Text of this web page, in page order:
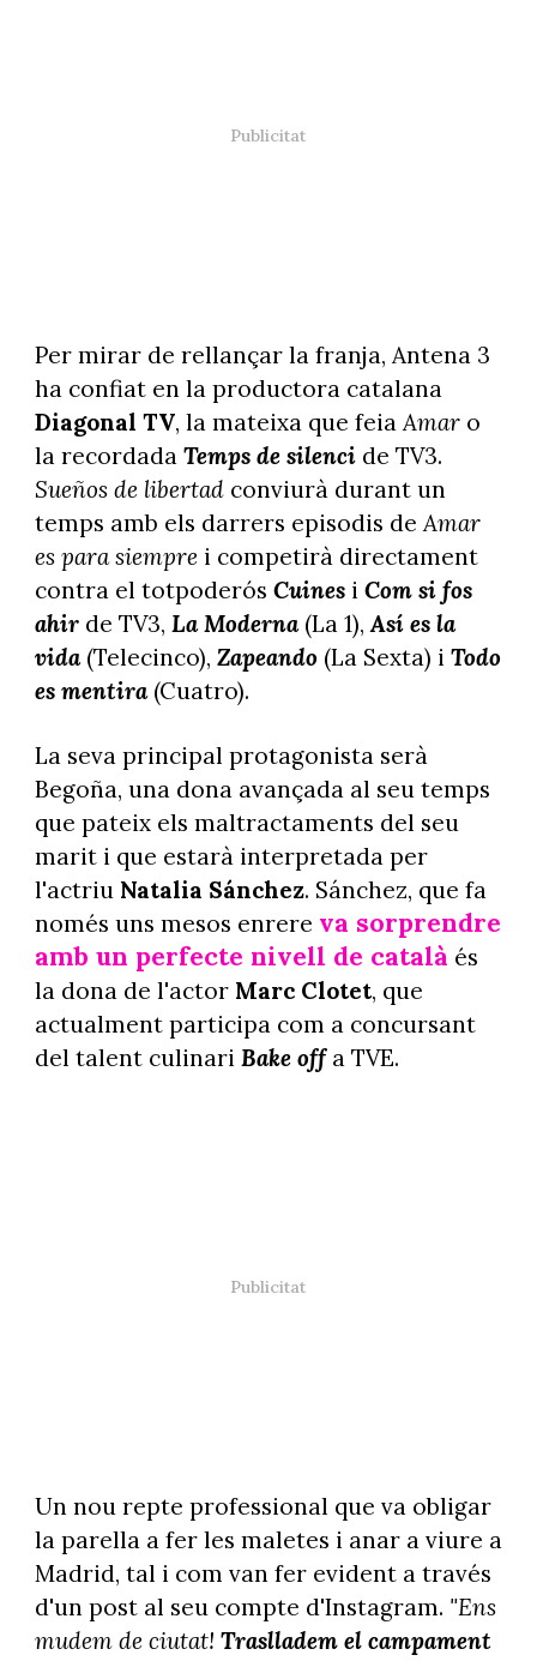
Per mirar de rellançar la franja, Antena 3
ha confiat en la productora catalana
Diagonal TV, la mateixa que feia Amaro
la recordada Temps de silencide TV3.
Sueños de libertad conviurà durant un
temps amb els darrers episodis de Amar
es para siemprei competirà directament
contra el totpoderós Cuines i Com si fos
ahirde TV3, La Moderna(La 1), Así es la
vida(Telecinco), Zapeando (La Sexta) i Todo
es mentira(Cuatro).
La seva principal protagonista serà
Begoña, una dona avançada al seu temps
que pateix els maltractaments del seu
marit i que estarà interpretada per
l'actriu Natalia Sánchez. Sánchez, que fa
només uns mesos enrere va sorprendre
amb un perfecte nivell de català és
la dona de l'actor Marc Clotet, que
actualment participa com a concursant
del talent culinari Bake offa TVE.
Un nou repte professional que va obligar
la parella a fer les maletes i anar a viure a
Madrid, tal i com van fer evident a través
d'un post al seu compte d'Instagram. "Ens
mudem de ciutat! Traslladem el campament